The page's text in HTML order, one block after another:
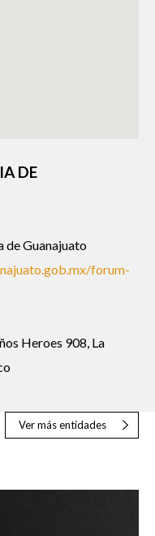
DE
de Guanajuato
forum-
Heroes 908, La
Ver más entidades